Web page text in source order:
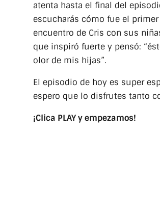
atenta hasta el final del
escucharás cómo fue el primer
encuentro de Cris con sus
que inspiró fuerte y pensó:
olor de mis hijas”.
El episodio de hoy es super
espero que lo disfrutes tanto
¡Clica PLAY y empezamos!